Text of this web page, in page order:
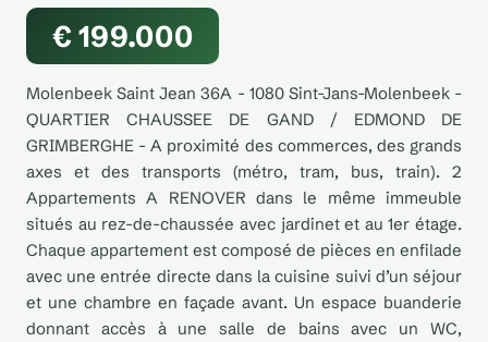
€ 199.000
Molenbeek Saint Jean 36A - 1080 Sint-Jans-Molenbeek -
QUARTIER CHAUSSEE DE GAND / EDMOND DE
GRIMBERGHE - A proximité des commerces, des grands
axes et des transports (métro, tram, bus, train). 2
Appartements A RENOVER dans le même immeuble
situés au rez-de-chaussée avec jardinet et au 1er étage.
Chaque appartement est composé de pièces en enfilade
avec une entrée directe dans la cuisine suivi d’un séjour
et une chambre en façade avant. Un espace buanderie
donnant accès à une salle de bains avec un WC,